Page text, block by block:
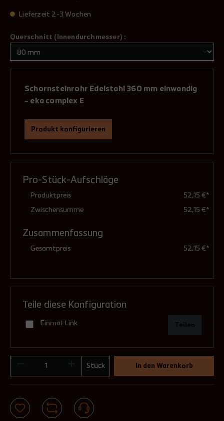
Lieferzeit 2-3 Wochen
Querschnitt (Innendurchmesser) :
Schornsteinrohr Edelstahl 360 mm einwandig
- eka complex E
Produkt konfigurieren
druckdicht (mit Dichtungen)
Pro-Stück-Aufschläge
Produktpreis 52,15 €*
Zwischensumme 52,15 €*
Zusammenfassung
Gesamtpreis 52,15 €*
Teile diese Konfiguration
Einmal-Link Teilen
Stück In den Warenkorb